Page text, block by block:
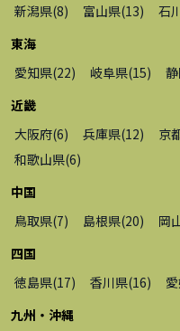
新潟県(8) 富山県(13) 石
東海
愛知県(22) 岐阜県(15)
近畿
大阪府(6) 兵庫県(12) 京
和歌山県(6)
中国
鳥取県(7) 島根県(20) 岡
四国
徳島県(17) 香川県(16)
九州・沖縄